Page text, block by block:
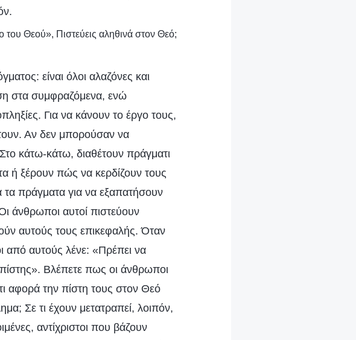
Θεού», Πιστεύεις αληθινά στον Θεό;
είναι όλοι αλαζόνες και
στα συμφραζόμενα, ενώ
Για να κάνουν το έργο τους,
Αν δεν μπορούσαν να
κάτω-κάτω, διαθέτουν πράγματι
ή ξέρουν πώς να κερδίζουν τους
πράγματα για να εξαπατήσουν
άνθρωποι αυτοί πιστεύουν
αυτούς τους επικεφαλής. Όταν
από αυτούς λένε: «Πρέπει να
Βλέπετε πως οι άνθρωποι
αφορά την πίστη τους στον Θεό
Σε τι έχουν μετατραπεί, λοιπόν,
αντίχριστοι που βάζουν